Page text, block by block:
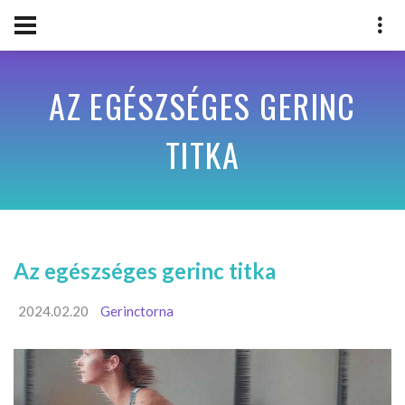
AZ EGÉSZSÉGES GERINC
TITKA
Az egészséges gerinc titka
2024.02.20 Gerinctorna